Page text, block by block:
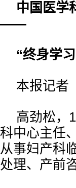
中国医学
——
“终身学
本报记者
高劲松，
科中心主任
从事妇产科
处理、产前